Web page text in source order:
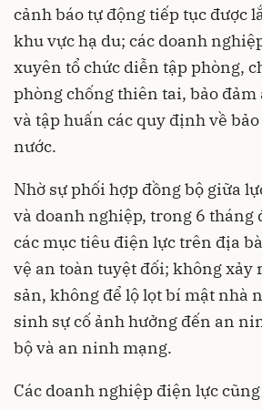
cảnh báo tự động tiếp tục được
khu vực hạ du; các doanh
xuyên tổ chức diễn tập phòng,
phòng chống thiên tai, bảo đảm
và tập huấn các quy định về
nước.
Nhờ sự phối hợp đồng bộ giữa
và doanh nghiệp, trong 6 tháng
các mục tiêu điện lực trên địa
vệ an toàn tuyệt đối; không xảy
sản, không để lộ lọt bí mật nhà
sinh sự cố ảnh hưởng đến an
bộ và an ninh mạng.
Các doanh nghiệp điện lực